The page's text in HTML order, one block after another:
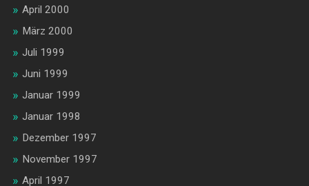
April 2000
März 2000
Juli 1999
Juni 1999
Januar 1999
Januar 1998
Dezember 1997
November 1997
April 1997